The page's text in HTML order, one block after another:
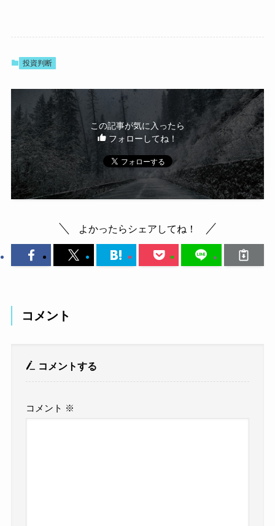
投資判断
この記事が気に入ったら
フォローしてね！
よかったらシェアしてね！
コメント
コメントする
コメント ※